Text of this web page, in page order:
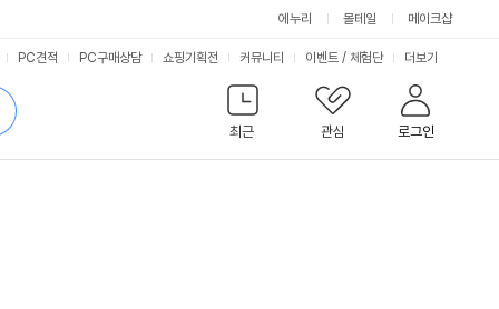
에누리 몰테일 메이크샵
최근
관심 로그인
PC견적 PC구매상담 쇼핑기획전 커뮤니티 이벤트 / 체험단 서
비
스
더보기